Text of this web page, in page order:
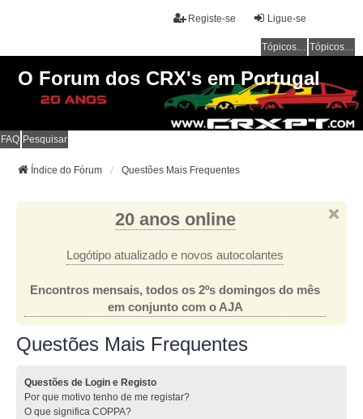
Ligue-se
Registe-se
Tópicos sem resposta Tópicos ativos
O Forum dos CRX's em Portugal
FAQ Pesquisar
Índice do Fórum Questões Mais Frequentes
20 anos online
Logótipo atualizado e novos autocolantes
Encontros mensais, todos os 2ºs domingos do mês
em conjunto com o AJA
Questões Mais Frequentes
Questões de Login e Registo
Por que motivo tenho de me registar?
O que significa COPPA?